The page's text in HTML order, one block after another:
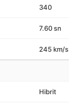
340
7.60 sn
245 km/s
Hibrit